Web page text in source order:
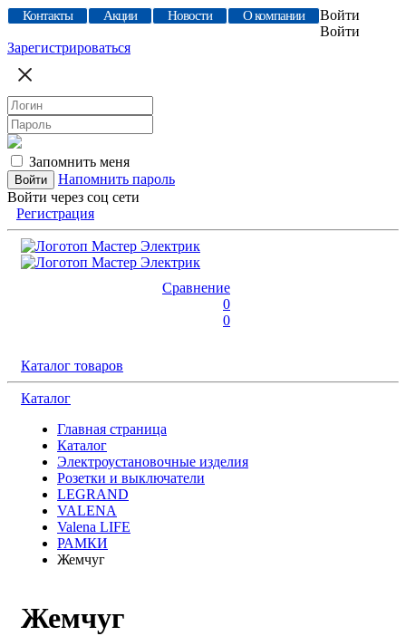
Контакты Акции Новости О компании
Войти
Войти
Зарегистрироваться
Запомнить меня
Напомнить пароль
Войти через соц сети
Регистрация
Сравнение
0
0
Каталог товаров
Каталог
Главная страница
Каталог
Электроустановочные изделия
Розетки и выключатели
LEGRAND
VALENA
Valena LIFE
РАМКИ
Жемчуг
Жемчуг